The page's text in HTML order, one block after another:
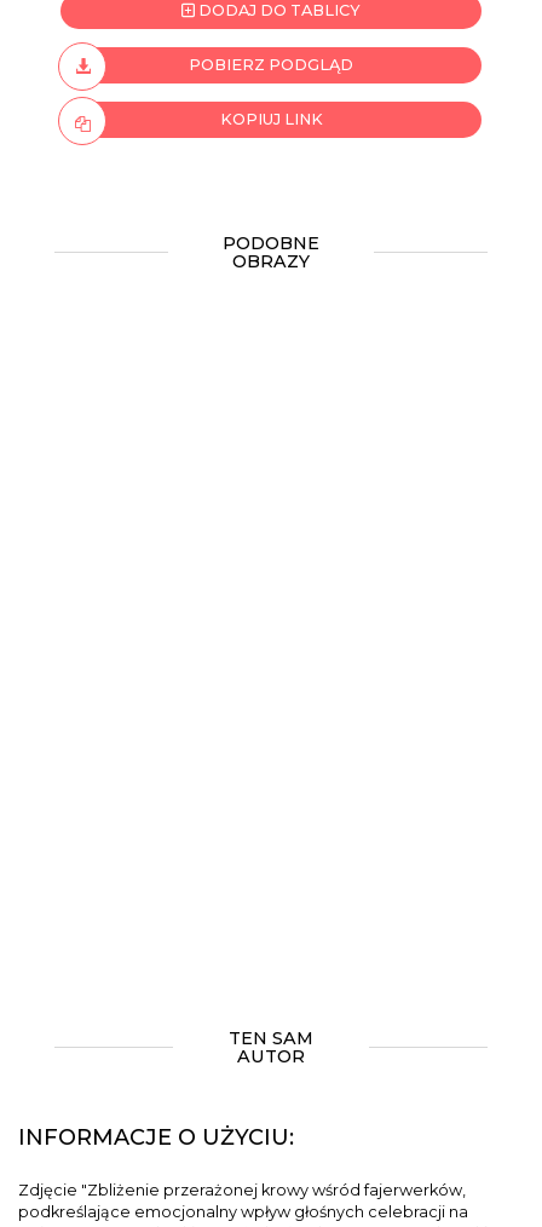
DODAJ DO TABLICY
POBIERZ PODGLĄD
KOPIUJ LINK
PODOBNE
OBRAZY
TEN SAM
AUTOR
INFORMACJE O UŻYCIU:
Zdjęcie "Zbliżenie przerażonej krowy wśród fajerwerków,
podkreślające emocjonalny wpływ głośnych celebracji na